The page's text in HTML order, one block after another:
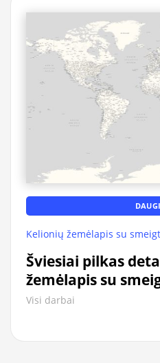
Kelionių žemėlapis su
Šviesiai pilkas
žemėlapis su
Visi darbai